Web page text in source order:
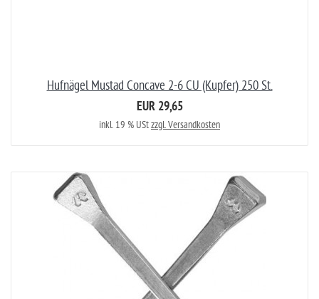
Hufnägel Mustad Concave 2-6 CU (Kupfer) 250 St.
EUR 29,65
inkl. 19 % UStzzgl. Versandkosten